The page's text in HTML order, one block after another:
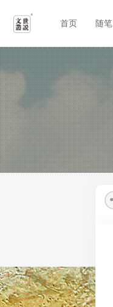
首页 随笔